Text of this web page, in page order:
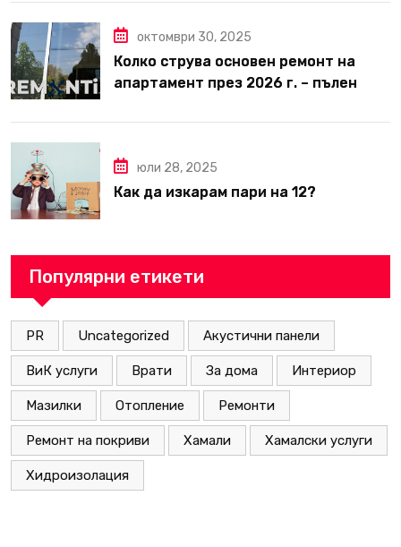
октомври 30, 2025
Колко струва основен ремонт на
апартамент през 2026 г. – пълен
юли 28, 2025
Как да изкарам пари на 12?
Популярни етикети
PR Uncategorized Акустични панели
ВиК услуги Врати За дома Интериор
Мазилки Отопление Ремонти
Ремонт на покриви Хамали Хамалски услуги
Хидроизолация